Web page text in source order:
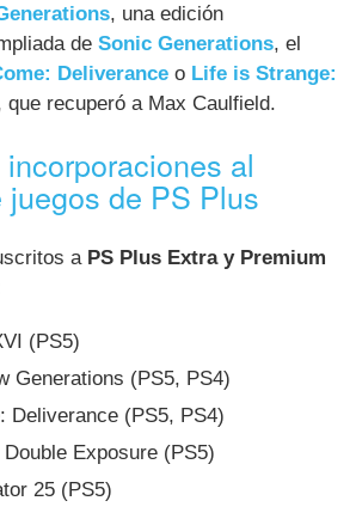
, una edición
deSonic Generations, el
Deliverance o Life is Strange:
que recuperó a Max Caulfield.
al
de PS Plus
a PS Plus Extra y Premium
(PS5)
Generations (PS5, PS4)
Deliverance (PS5, PS4)
Exposure (PS5)
25 (PS5)